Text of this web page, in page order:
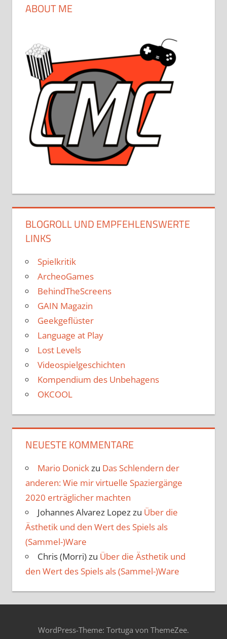
ABOUT ME
BLOGROLL UND EMPFEHLENSWERTE
LINKS
Spielkritik
ArcheoGames
BehindTheScreens
GAIN Magazin
Geekgeflüster
Language at Play
Lost Levels
Videospielgeschichten
Kompendium des Unbehagens
OKCOOL
NEUESTE KOMMENTARE
Mario Donickzu Das Schlendern der
anderen: Wie mir virtuelle Spaziergänge
2020 erträglicher machten
Johannes Alvarez Lopezzu Über die
Ästhetik und den Wert des Spiels als
(Sammel-)Ware
Chris (Morri)zu Über die Ästhetik und
den Wert des Spiels als (Sammel-)Ware
WordPress-Theme: Tortuga von ThemeZee.